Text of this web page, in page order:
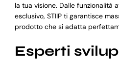
la tua visione. Dalle funzionalità
esclusivo, STIIP ti garantisce
prodotto che si adatta
Esperti